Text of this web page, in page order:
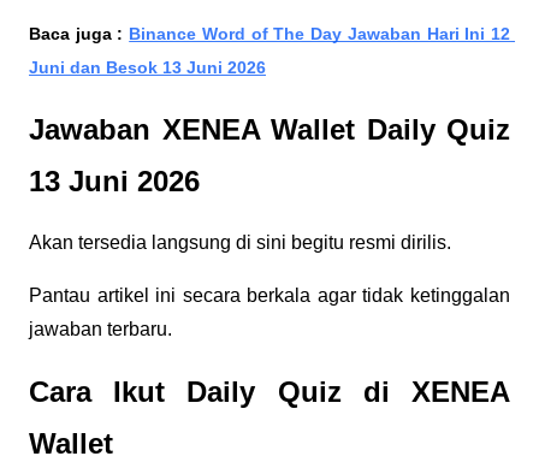
Baca juga : Binance Word of The Day Jawaban Hari Ini 12
Juni dan Besok 13 Juni 2026
Jawaban XENEA Wallet Daily Quiz
13 Juni 2026
Akan tersedia langsung di sini begitu resmi dirilis.
Pantau artikel ini secara berkala agar tidak ketinggalan
jawaban terbaru.
Cara Ikut Daily Quiz di XENEA
Wallet